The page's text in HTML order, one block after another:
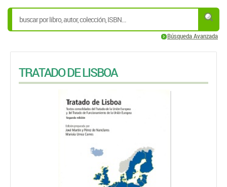
Búsqueda Avanzada